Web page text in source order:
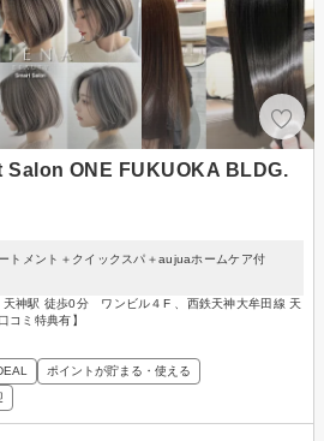
ONE FUKUOKA BLDG.
トメント＋クイックスパ＋aujuaホームケア付
天神駅 徒歩0分 ワンビル４F 、西鉄天神大牟田線 天
ミ特典有】
ポイントが貯まる・使える